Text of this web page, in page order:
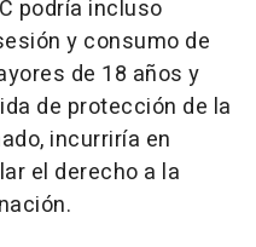
podría incluso
y consumo de
de 18 años y
de protección de la
incurriría en
el derecho a la